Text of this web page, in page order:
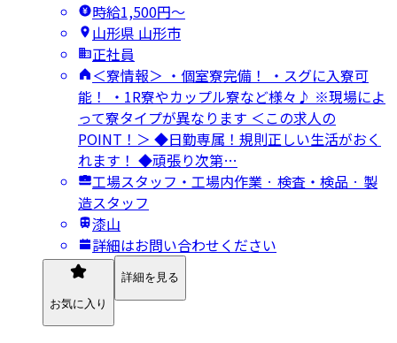
時給1,500円〜
山形県 山形市
正社員
＜寮情報＞ ・個室寮完備！ ・スグに入寮可
能！ ・1R寮やカップル寮など様々♪ ※現場によ
って寮タイプが異なります ＜この求人の
POINT！＞ ◆日勤専属！規則正しい生活がおく
れます！ ◆頑張り次第…
工場スタッフ・工場内作業 · 検査・検品 · 製
造スタッフ
漆山
詳細はお問い合わせください
お気に入り
詳細を見る